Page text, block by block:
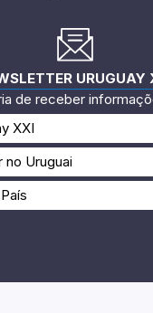
URUGUAY
de receber
XXI
no Uruguai